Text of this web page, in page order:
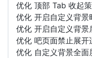
优化 顶部 Tab 收起
优化 开启自定义背景
优化 开启自定义背景
优化 吧页面禁止展
优化 自定义背景全